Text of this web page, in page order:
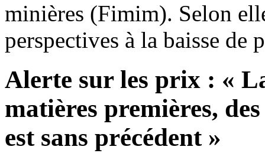
minières (Fimim). Selon
perspectives à la baisse
Alerte sur les prix : «
matières premières,
est sans précédent »